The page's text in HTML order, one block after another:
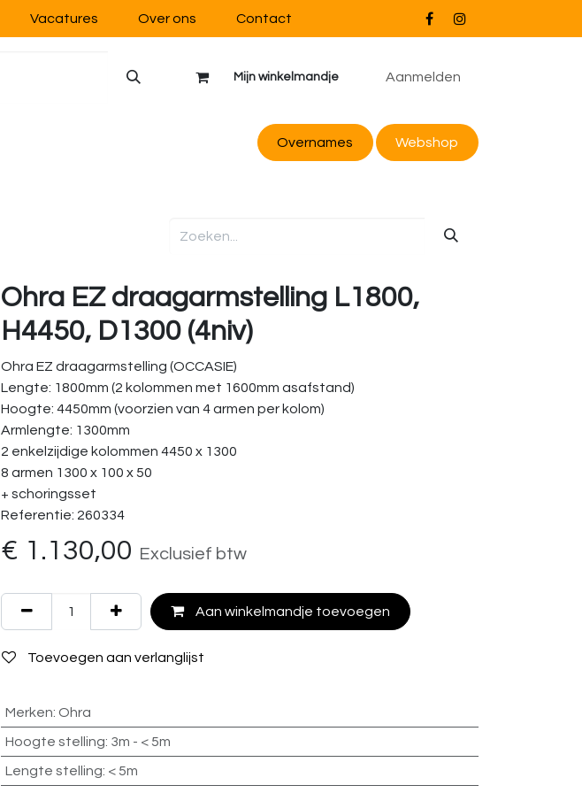
Vacatures Over ons Contact
Mijn winkelmandje Aanmelden
Overnames Webshop
Ohra EZ draagarmstelling L1800,
H4450, D1300 (4niv)
Ohra EZ draagarmstelling (OCCASIE)
Lengte: 1800mm (2 kolommen met 1600mm asafstand)
Hoogte: 4450mm (voorzien van 4 armen per kolom)
Armlengte: 1300mm
2 enkelzijdige kolommen 4450 x 1300
8 armen 1300 x 100 x 50
+ schoringsset
Referentie: 260334
€ 1.130,00 Exclusief btw
Aan winkelmandje toevoegen
Toevoegen aan verlanglijst
Merken: Ohra
Hoogte stelling: 3m - < 5m
Lengte stelling: < 5m